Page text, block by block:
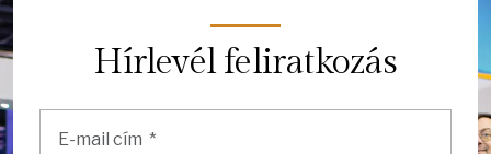
Hírlevél feliratkozás